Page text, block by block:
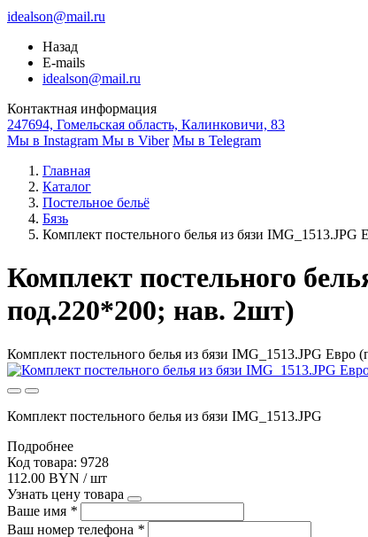
idealson@mail.ru
Назад
E-mails
idealson@mail.ru
Контактная информация
247694, Гомельская область, Калинковичи, 83
Мы в Instagram Мы в Viber Мы в Telegram
Главная
Каталог
Постельное бельё
Бязь
Комплект постельного белья из бязи
Комплект постельного
под.220*200; нав. 2шт)
Комплект постельного белья из бязи IMG_1513.JPG
Комплект постельного белья из бязи IMG_1513.JPG
Подробнее
Код товара: 9728
112.00 BYN / шт
Узнать цену товара
Ваше имя *
Ваш номер телефона *